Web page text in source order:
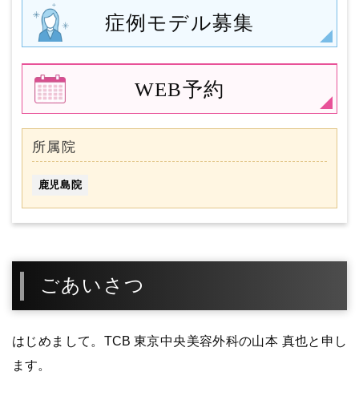
症例モデル募集
WEB予約
所属院
鹿児島院
ごあいさつ
はじめまして。TCB 東京中央美容外科の山本 真也と申し
ます。